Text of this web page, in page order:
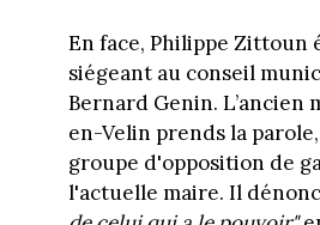
En face, Philippe Zittoun
siégeant au conseil
Bernard Genin. L’ancien
en-Velin prends la
groupe d'opposition de
l'actuelle maire. Il